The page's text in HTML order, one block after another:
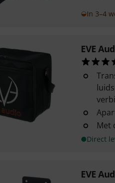
In 3–4
EVE
Met
Direct
EVE